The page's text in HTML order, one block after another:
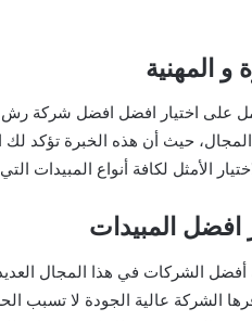
و المهنية
على اختيار افضل افضل شركة رش
حيث أن هذه الخبرة تؤكد
الأمثل لكافة أنواع المبيدات
افضل المبيدات
أفضل الشركات في هذا المجال
الشركة عالية الجودة لا تسبب